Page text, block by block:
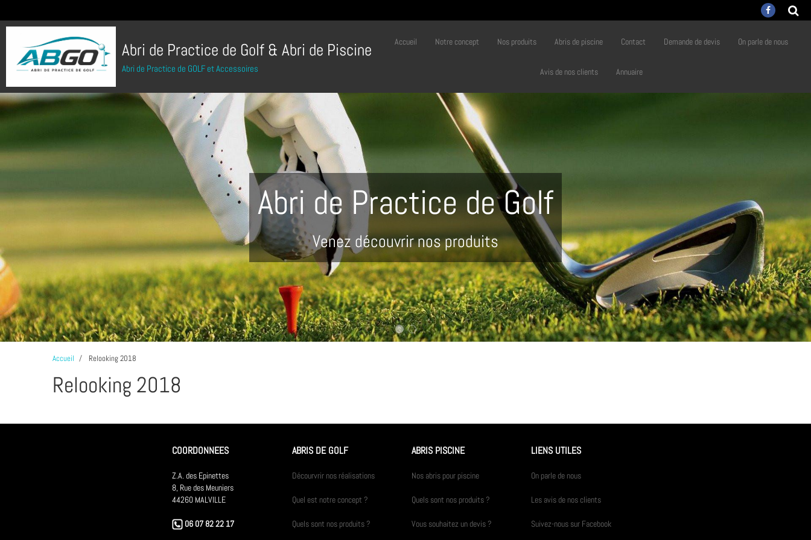
Abri de Practice de Golf & Abri de Piscine
Abri de Practice de GOLF et Accessoires
Accueil Notre concept Nos produits Abris de piscine Contact Demande de devis On parle de nous
Avis de nos clients Annuaire
Abri de Practice de Golf
Venez découvrir nos produits
Accueil Relooking 2018
Relooking 2018
COORDONNEES
Z.A. des Epinettes
8, Rue des Meuniers
44260 MALVILLE
06 07 82 22 17
ABRIS DE GOLF
Décourvrir nos réalisations
Quel est notre concept ?
Quels sont nos produits ?
ABRIS PISCINE
Nos abris pour piscine
Quels sont nos produits ?
Vous souhaitez un devis ?
LIENS UTILES
On parle de nous
Les avis de nos clients
Suivez-nous sur Facebook